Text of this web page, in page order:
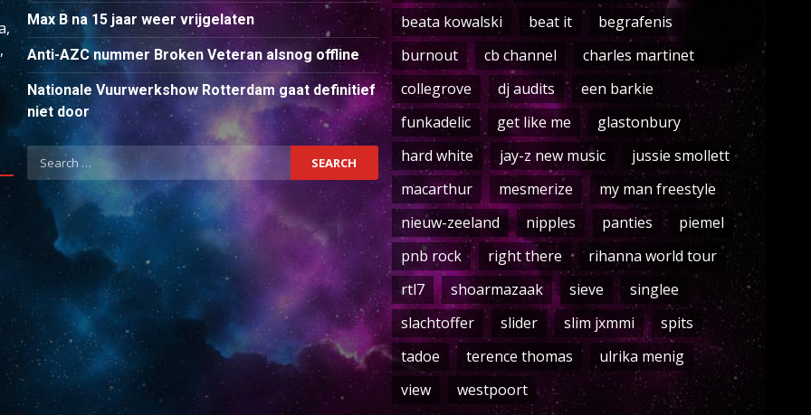
Max B na 15 jaar weer vrijgelaten
Anti-AZC nummer Broken Veteran alsnog offline
Nationale Vuurwerkshow Rotterdam gaat definitief
niet door
Search
for:
beata kowalski
beat it
begrafenis
burnout
cb channel
charles martinet
collegrove
dj audits
een barkie
funkadelic
get like me
glastonbury
hard white
jay-z new music
jussie smollett
macarthur
mesmerize
my man freestyle
nieuw-zeeland
nipples panties
piemel
pnb rock
right there
rihanna world tour
rtl7
shoarmazaak sieve
singlee
slachtoffer
slider slim jxmmi
spits
tadoe
terence thomas
ulrika menig
view
westpoort